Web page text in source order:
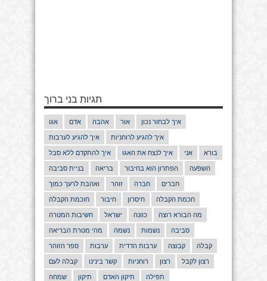
תגיות בני ברוך
אגו אדם אהבה אור איך לבחור נכון
איך להגיע לערבות איך להגיע לרוחניות
איך להתקדם ללא סבל איך לנצח את האגו אני בורא
בניית סביבה בריאה הפתרון הוא בחיבור השפעה
ואהבת לרעך כמוך זוהר חברה חברים
חוכמת הקבלה חיבור חיסרון חכמת הקבלה
חשיבות המטרה ישראל כוונה מה הבורא רוצה
מהי מטרת הבריאה נשמה נשמות סביבה
ספר הזוהר ערבות ערבות הדדית קבוצה קבלה
קבלה לעם קשר בינינו רוחניות רצון רצון לקבל
שמחה תיקון תיקון האדם תפילה